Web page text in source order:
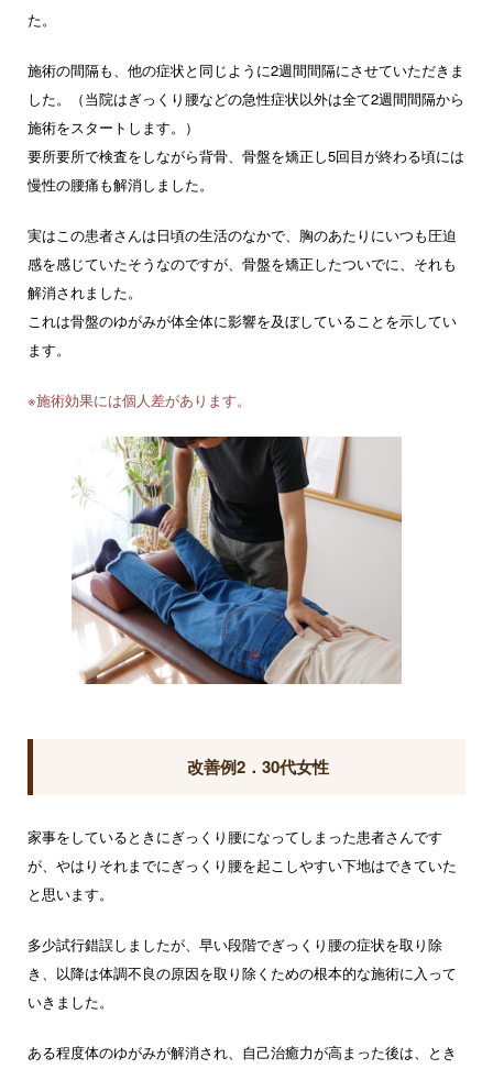
た。
施術の間隔も、他の症状と同じように2週間間隔にさせていただきま
した。（当院はぎっくり腰などの急性症状以外は全て2週間間隔から
施術をスタートします。）
要所要所で検査をしながら背骨、骨盤を矯正し5回目が終わる頃には
慢性の腰痛も解消しました。
実はこの患者さんは日頃の生活のなかで、胸のあたりにいつも圧迫
感を感じていたそうなのですが、骨盤を矯正したついでに、それも
解消されました。
これは骨盤のゆがみが体全体に影響を及ぼしていることを示してい
ます。
※施術効果には個人差があります。
改善例2．30代女性
家事をしているときにぎっくり腰になってしまった患者さんです
が、やはりそれまでにぎっくり腰を起こしやすい下地はできていた
と思います。
多少試行錯誤しましたが、早い段階でぎっくり腰の症状を取り除
き、以降は体調不良の原因を取り除くための根本的な施術に入って
いきました。
ある程度体のゆがみが解消され、自己治癒力が高まった後は、とき